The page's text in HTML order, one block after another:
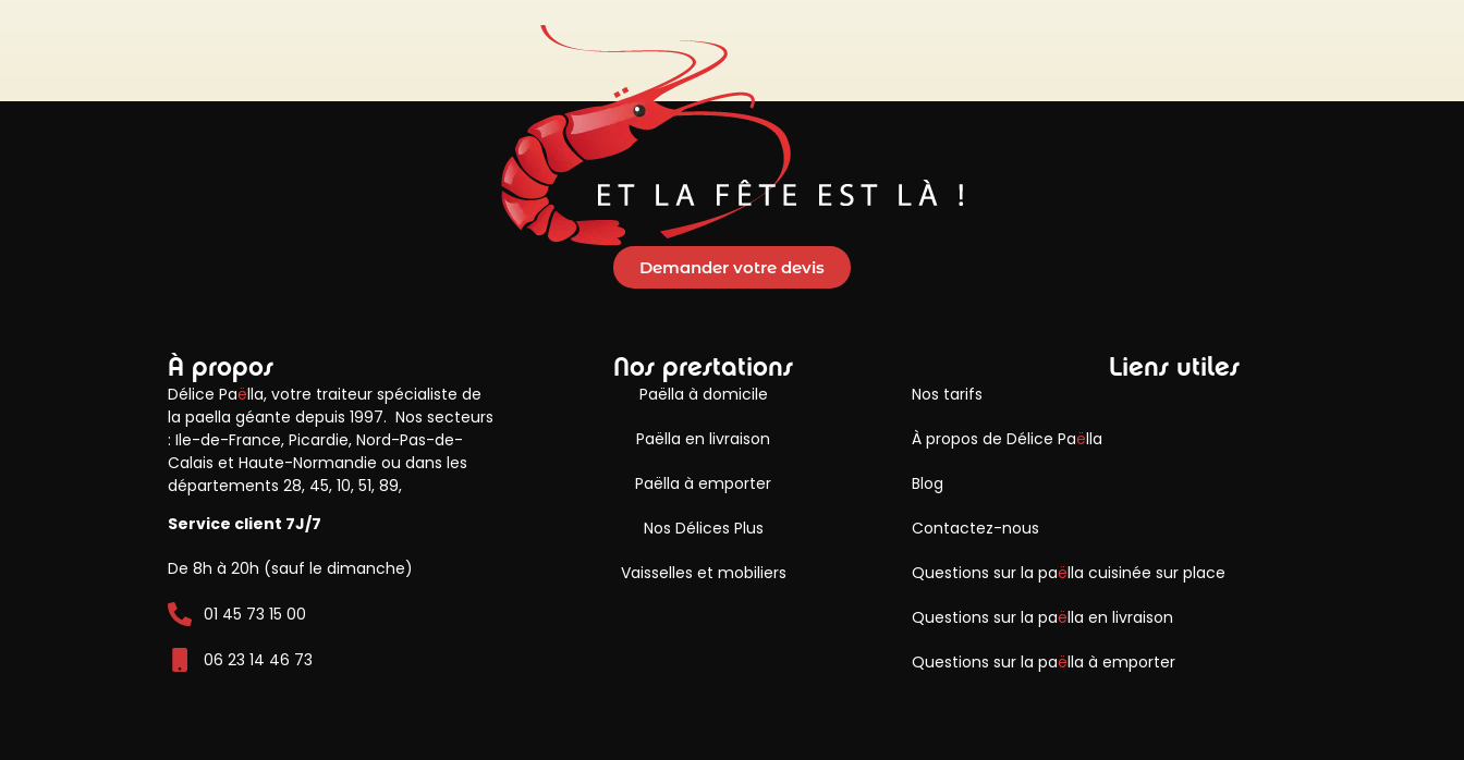
Demander votre devis
À propos
Délice Paëlla, votre traiteur spécialiste de
la paella géante depuis 1997. Nos secteurs
: Ile-de-France, Picardie, Nord-Pas-de-
Calais et Haute-Normandie ou dans les
départements 28, 45, 10, 51, 89,
Service client 7J/7
De 8h à 20h (sauf le dimanche)
01 45 73 15 00
06 23 14 46 73
Nos prestations
Paëlla à domicile
Paëlla en livraison
Paëlla à emporter
Nos Délices Plus
Vaisselles et mobiliers
Liens utiles
Nos tarifs
À propos de Délice Paëlla
Blog
Contactez-nous
Questions sur la paëlla cuisinée sur place
Questions sur la paëlla en livraison
Questions sur la paëlla à emporter